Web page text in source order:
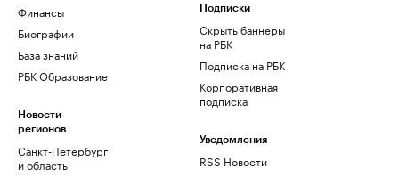
Финансы
Биографии
База знаний
РБК Образование
Новости
регионов
Санкт-Петербург
и область
Подписки
Скрыть баннеры
на РБК
Подписка на РБК
Корпоративная
подписка
Уведомления
RSS Новости